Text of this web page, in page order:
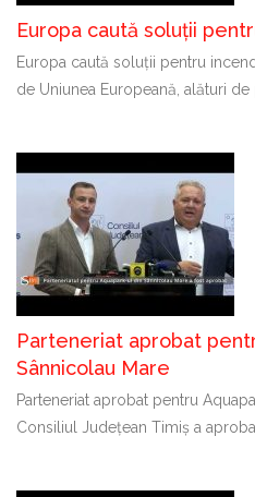
Europa caută soluții
Europa caută soluții pentru
de Uniunea Europeană, alături
Parteneriat aprobat
Sânnicolau Mare
Parteneriat aprobat pentru
Consiliul Județean Timiș a